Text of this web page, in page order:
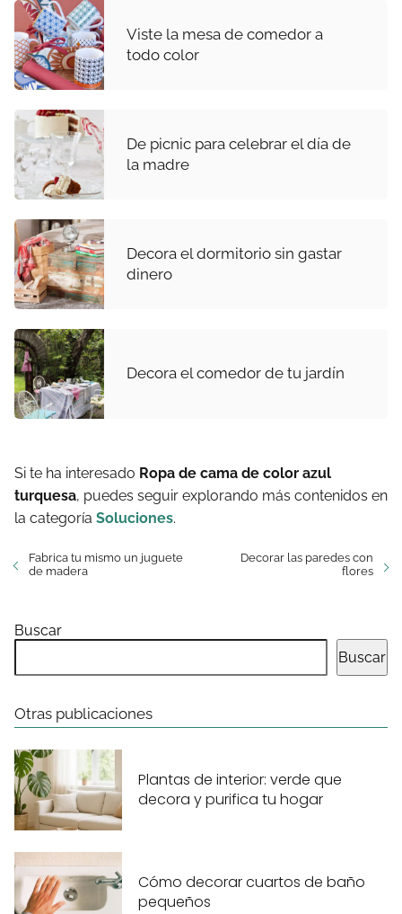
Viste la mesa de comedor a
todo color
De picnic para celebrar el día de
la madre
Decora el dormitorio sin gastar
dinero
Decora el comedor de tu jardín
Si te ha interesado Ropa de cama de color azul
turquesa, puedes seguir explorando más contenidos en
la categoría Soluciones.
Fabrica tu mismo un juguete
de madera
Decorar las paredes con
flores
Buscar
Buscar
Otras publicaciones
Plantas de interior: verde que
decora y purifica tu hogar
Cómo decorar cuartos de baño
pequeños